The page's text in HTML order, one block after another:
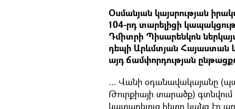
Օսմանյան կայսրության
104-րդ տարելիցի
Դմիտրի Պիսարենկոն
դեպի Արևմտյան Հայաստան և
այդ ճամփորդության
... Վանի օդանավակայանը
Թուրքիայի տարածք) գտնվում
կատարելուց հետո կանգ էր